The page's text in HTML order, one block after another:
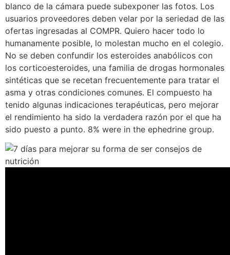
blanco de la cámara puede subexponer las fotos. Los
usuarios proveedores deben velar por la seriedad de las
ofertas ingresadas al COMPR. Quiero hacer todo lo
humanamente posible, lo molestan mucho en el colegio.
No se deben confundir los esteroides anabólicos con
los corticoesteroides, una familia de drogas hormonales
sintéticas que se recetan frecuentemente para tratar el
asma y otras condiciones comunes. El compuesto ha
tenido algunas indicaciones terapéuticas, pero mejorar
el rendimiento ha sido la verdadera razón por el que ha
sido puesto a punto. 8% were in the ephedrine group.